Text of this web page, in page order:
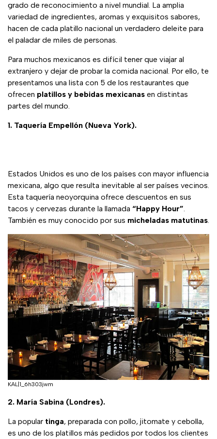
grado de reconocimiento a nivel mundial. La amplia
variedad de ingredientes, aromas y exquisitos sabores,
hacen de cada platillo nacional un verdadero deleite para
el paladar de miles de personas.
Para muchos mexicanos es difícil tener que viajar al
extranjero y dejar de probar la comida nacional. Por ello, te
presentamos una lista con 5 de los restaurantes que
ofrecen platillos y bebidas mexicanas en distintas
partes del mundo.
1. Taquería Empellón (Nueva York).
Estados Unidos es uno de los países con mayor influencia
mexicana, algo que resulta inevitable al ser países vecinos.
Esta taquería neoyorquina ofrece descuentos en sus
tacos y cervezas durante la llamada “Happy Hour”.
También es muy conocido por sus micheladas matutinas.
KAL|1_6h303jwm
2. María Sabina (Londres).
La popular tinga, preparada con pollo, jitomate y cebolla,
es uno de los platillos más pedidos por todos los clientes